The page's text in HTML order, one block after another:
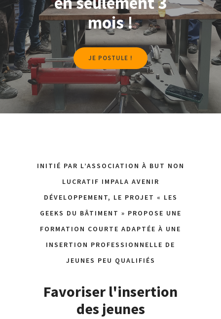
mois !
JE POSTULE !
INITIÉ PAR L’ASSOCIATION À BUT NON
LUCRATIF IMPALA AVENIR
DÉVELOPPEMENT, LE PROJET « LES
GEEKS DU BÂTIMENT » PROPOSE UNE
FORMATION COURTE ADAPTÉE À UNE
INSERTION PROFESSIONNELLE DE
JEUNES PEU QUALIFIÉS
Favoriser l'insertion
des jeunes